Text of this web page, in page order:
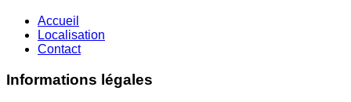
Accueil
Localisation
Contact
Informations légales